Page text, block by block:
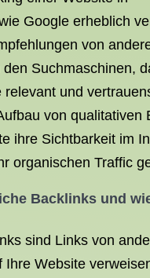
Google erheblich
von
Suchmaschinen,
relevant und
von qualitativen
ihre Sichtbarkeit im
organischen Traffic
Backlinks und
sind Links von
Ihre Website